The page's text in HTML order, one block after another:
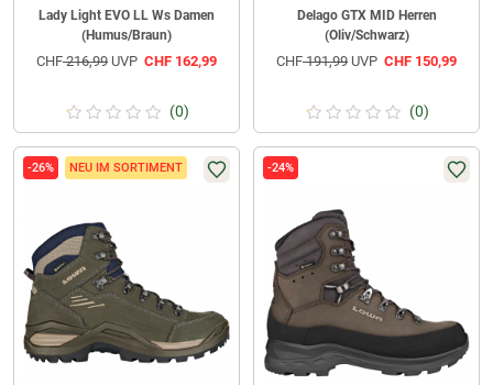
Lady Light EVO LL Ws Damen
(Humus/Braun)
CHF216,99 UVP CHF 162,99
(0)
Delago GTX MID Herren
(Oliv/Schwarz)
CHF191,99 UVP CHF 150,99
(0)
-26% NEU IM SORTIMENT -24%